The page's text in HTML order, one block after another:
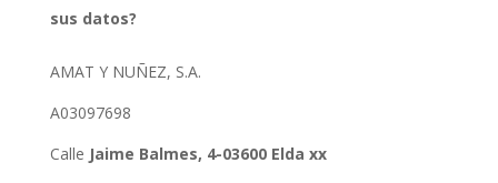
sus datos?
AMAT Y NUÑEZ, S.A.
A03097698
Calle Jaime Balmes, 4-03600 Elda xx